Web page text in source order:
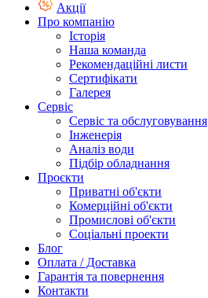
Акції
Про компанію
Історія
Наша команда
Рекомендаційні листи
Сертифікати
Галерея
Сервіс
Сервіс та обслуговування
Інженерія
Аналіз води
Підбір обладнання
Проєкти
Приватні об'єкти
Комерційні об'єкти
Промислові об'єкти
Соціальні проекти
Блог
Оплата / Доставка
Гарантія та повернення
Контакти